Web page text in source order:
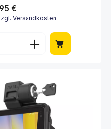
Preis:
€
Versandkosten
Gib den gewünschten